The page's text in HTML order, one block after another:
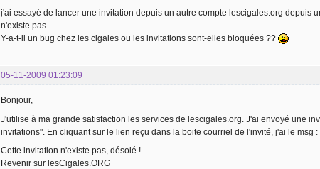
j'ai essayé de lancer une invitation depuis un autre compte lescigales.org depuis
n'existe pas.
Y-a-t-il un bug chez les cigales ou les invitations sont-elles bloquées ??
05-11-2009 01:23:09
Bonjour,
J'utilise à ma grande satisfaction les services de lescigales.org. J'ai envoyé une
invitations". En cliquant sur le lien reçu dans la boite courriel de l'invité, j'ai le msg :
Cette invitation n'existe pas, désolé !
Revenir sur lesCigales.ORG